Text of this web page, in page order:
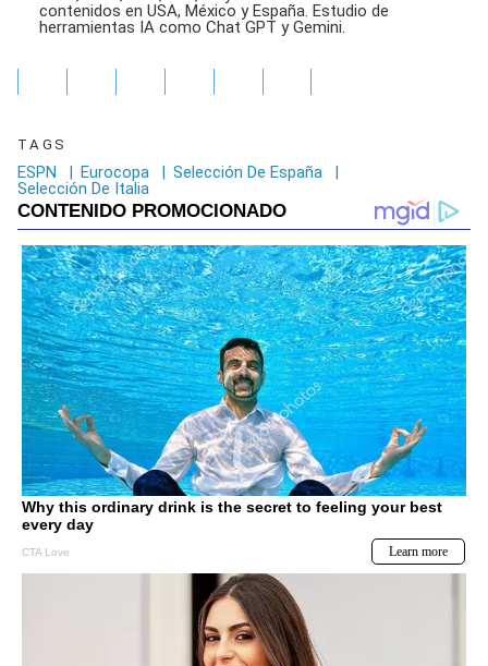
contenidos en USA, México y España. Estudio de
herramientas IA como Chat GPT y Gemini.
TAGS
ESPN | Eurocopa | Selección De España
|
Selección De Italia